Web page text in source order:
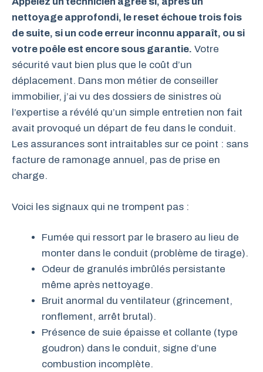
nettoyage approfondi, le reset échoue trois fois
de suite, si un code erreur inconnu apparaît, ou si
votre poêle est encore sous garantie. Votre
sécurité vaut bien plus que le coût d’un
déplacement. Dans mon métier de conseiller
immobilier, j’ai vu des dossiers de sinistres où
l’expertise a révélé qu’un simple entretien non fait
avait provoqué un départ de feu dans le conduit.
Les assurances sont intraitables sur ce point : sans
facture de ramonage annuel, pas de prise en
charge.
Voici les signaux qui ne trompent pas :
Fumée qui ressort par le brasero au lieu de
monter dans le conduit (problème de tirage).
Odeur de granulés imbrûlés persistante
même après nettoyage.
Bruit anormal du ventilateur (grincement,
ronflement, arrêt brutal).
Présence de suie épaisse et collante (type
goudron) dans le conduit, signe d’une
combustion incomplète.